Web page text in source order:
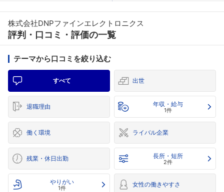
株式会社DNPファインエレクトロニクス
評判・口コミ・評価の一覧
テーマから口コミを絞り込む
すべて 出世
退職理由 年収・給与
1件
働く環境 ライバル企業
残業・休日出勤 長所・短所
2件
やりがい
1件 女性の働きやすさ